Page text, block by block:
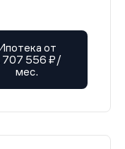
от
707 556 ₽/
мес.